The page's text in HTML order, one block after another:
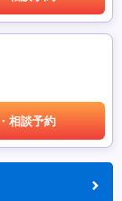
相談予約